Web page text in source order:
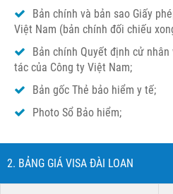
Bản chính và bản sao Giấy
Việt Nam (bản chính đối chiếu
Bản chính Quyết định cử
tác của Công ty Việt Nam;
Bản gốc Thẻ bảo hiểm y tế;
Photo Sổ Bảo hiểm;
2. BẢNG GIÁ VISA ĐÀI LOAN